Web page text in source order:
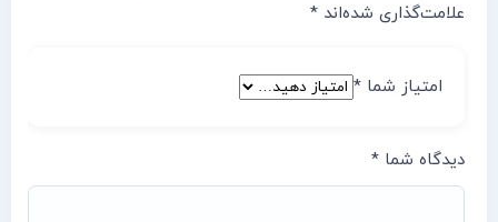
علامت‌گذاری شده‌اند *
امتیاز شما *
دیدگاه شما *